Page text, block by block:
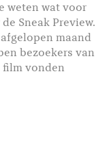
weten wat voor
Sneak Preview.
maand
bezoekers van
film vonden